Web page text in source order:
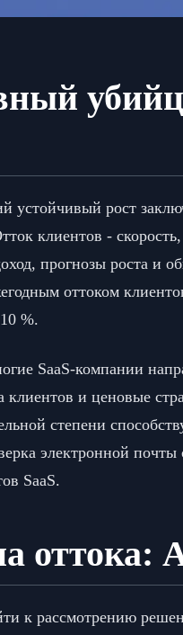
устойчивый рост
клиентов -
прогнозы роста и
оттоком
%.
SaaS-компании
клиентов и ценовые
степени
электронной
SaaS.
оттока:
к рассмотрению